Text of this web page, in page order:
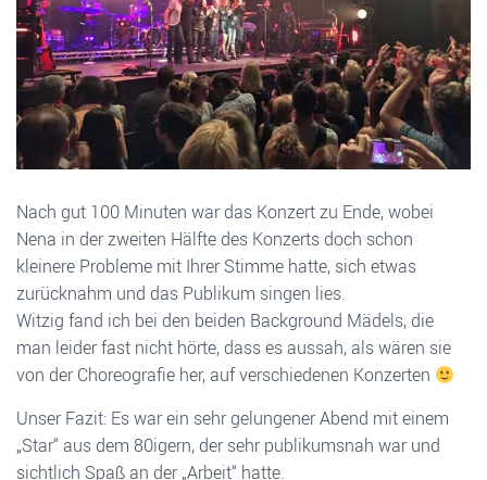
Nach gut 100 Minuten war das Konzert zu Ende, wobei
Nena in der zweiten Hälfte des Konzerts doch schon
kleinere Probleme mit Ihrer Stimme hatte, sich etwas
zurücknahm und das Publikum singen lies.
Witzig fand ich bei den beiden Background Mädels, die
man leider fast nicht hörte, dass es aussah, als wären sie
von der Choreografie her, auf verschiedenen Konzerten
Unser Fazit: Es war ein sehr gelungener Abend mit einem
„Star“ aus dem 80igern, der sehr publikumsnah war und
sichtlich Spaß an der „Arbeit“ hatte.